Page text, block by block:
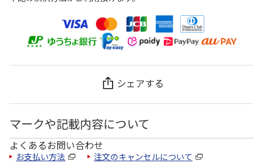
シェアする
マークや記載内容について
よくあるお問い合わせ
お支払い方法 注文のキャンセルについて